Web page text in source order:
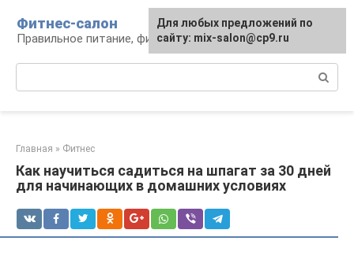
контенту
Фитнес-салон
Правильное питание, фитнес, образ жизни
Главная » Фитнес
Как научиться садиться на шпагат за 30 дней
для начинающих в домашних условиях
Для любых предложений по
сайту: mix-salon@cp9.ru